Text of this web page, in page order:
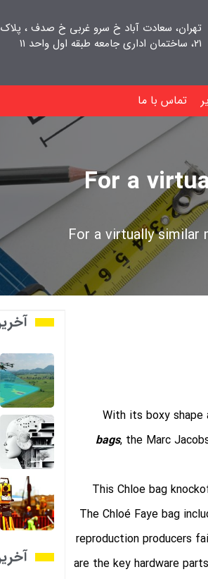
تهران، سعادت آباد خ سرو غربی خ صدف ، پلاک
۲۱، ساختمان اداری جامعه طبقه اول واحد ۱۱
تماس با ما
For a
For a virtually similar
With its boxy shape
bags, the Marc
This Chloe bag
The Chloé Faye bag
reproduction producers
are the key hardware